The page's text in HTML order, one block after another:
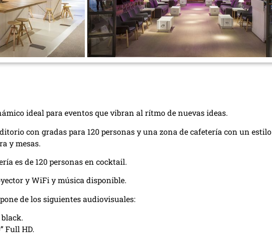
ideal para eventos que vibran al rítmo de nuevas ideas.
con gradas para 120 personas y una zona de cafetería con un estilo
y mesas.
es de 120 personas en cocktail.
y WiFi y música disponible.
de los siguientes audiovisuales:
Full HD.